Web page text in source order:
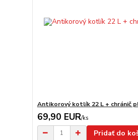
Antikorový kotlík 22 L + chránič
69,90 EUR/ks
Pridať do